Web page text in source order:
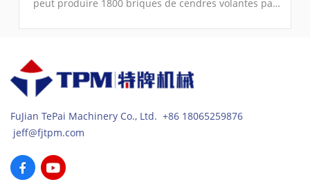
peut produire 1800 briques de cendres volantes par
FuJian TePai Machinery Co., Ltd. +86 18065259876
jeff@fjtpm.com